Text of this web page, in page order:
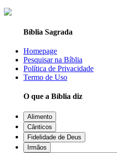
Bíblia Sagrada
Homepage
Pesquisar na Bíblia
Política de Privacidade
Termo de Uso
O que a Bíblia diz
Alimento
Cânticos
Fidelidade de Deus
Irmãos